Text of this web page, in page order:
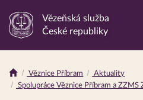
Odkaz
stránku
Vězeňská služba
České republiky
Drobečková
Věznice Příbram
Aktuality
Spolupráce Věznice Příbram a ZZMS